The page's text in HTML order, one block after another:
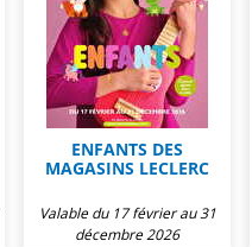
ENFANTS DES
MAGASINS LECLERC
Valable du 17 février au 31
décembre 2026